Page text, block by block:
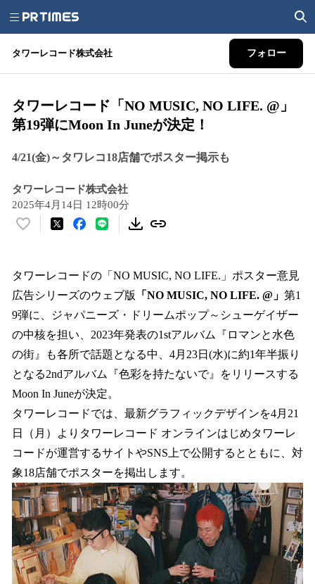
タワーレコード株式会社 フォロー
タワーレコード「NO MUSIC, NO LIFE. @」
第19弾にMoon In Juneが決定！
4/21(金)～タワレコ18店舗でポスター掲示も
タワーレコード株式会社
2025年4月14日 12時00分
い
！
数
を
読
み
込
み
中
で
す
タワーレコードの「NO MUSIC, NO LIFE.」ポスター意見
広告シリーズのウェブ版
「NO MUSIC, NO LIFE. @」 第1
9弾に、ジャパニーズ・ドリームポップ～シューゲイザー
の中核を担い、2023年発表の1stアルバム『ロマンと水色
の街』も各所で話題となる中、4月23日(水)に約1年半振り
となる2ndアルバム『色彩を持たないで』をリリースする
Moon In Juneが決定。
タワーレコードでは、最新グラフィックデザインを4月21
日（月）よりタワーレコード オンラインはじめタワーレ
コードが運営するサイトやSNS上で公開するとともに、対
象18店舗でポスターを掲出します。